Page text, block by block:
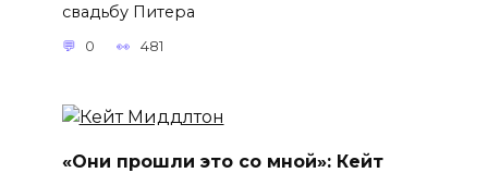
свадьбу Питера
0 481
«Они прошли это со мной»: Кейт